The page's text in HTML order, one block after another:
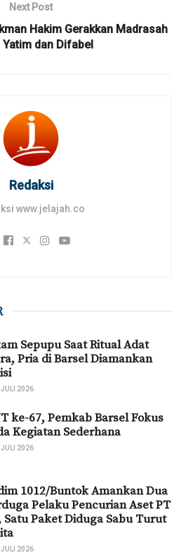
Next Post
Hakim Gerakkan Madrasah
Yatim dan Difabel
Redaksi
www.jelajah.co
Sepupu Saat Ritual Adat
Pria di Barsel Diamankan
2026
ke-67, Pemkab Barsel Fokus
Kegiatan Sederhana
2026
1012/Buntok Amankan Dua
Pelaku Pencurian Aset PT
Satu Paket Diduga Sabu Turut
2026